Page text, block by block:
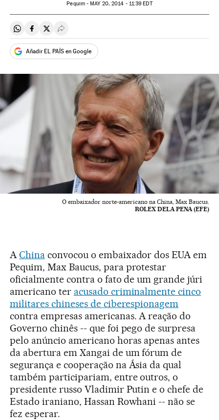
Pequim -MAY20, 2014 - 11:39 EDT
Compartir en Whatsapp
Compartir en Facebook
Compartir en Twitter
Desplegar Redes Sociales
Añadir EL PAÍS en Google
O embaixador norte-americano na China, Max Baucus.
ROLEX DELA PENA (EFE)
AChinaconvocou o embaixador dos EUA em
Pequim, Max Baucus, para protestar
oficialmente contra o fato de um grande júri
americano ter acusado criminalmente cinco
militares chineses de ciberespionagem
contra empresas americanas. A reação do
Governo chinês -- que foi pego de surpresa
pelo anúncio americano horas apenas antes
da abertura em Xangai de um fórum de
segurança e cooperação na Ásia da qual
também participariam, entre outros, o
presidente russo Vladimir Putin e o chefe de
Estado iraniano, Hassan Rowhani -- não se
fez esperar.